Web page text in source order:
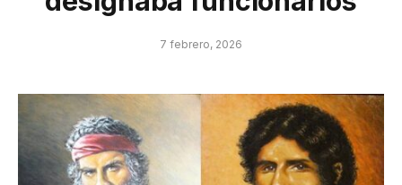
7 febrero, 2026